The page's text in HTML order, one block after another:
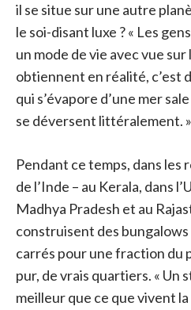
il se situe sur une autre
le soi-disant luxe ? « Les
un mode de vie avec vue sur
obtiennent en réalité, c’est
qui s’évapore d’une mer
se déversent littéralement. »
Pendant ce temps, dans les
de l’Inde – au Kerala, dans
Madhya Pradesh et au
construisent des bungalows
carrés pour une fraction du
pur, de vrais quartiers. « Un
meilleur que ce que vivent